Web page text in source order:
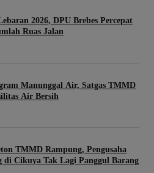
2026, DPU Brebes Percepat
Ruas Jalan
Manunggal Air, Satgas TMMD
Air Bersih
TMMD Rampung, Pengusaha
di Cikuya Tak Lagi Panggul Barang